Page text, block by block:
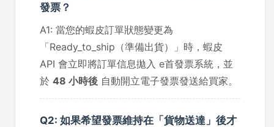
發票？
A1: 當您的蝦皮訂單狀態變更為
「Ready_to_ship（準備出貨）」時，蝦皮
API 會立即將訂單信息拋入 e首發票系統，並
於 48 小時後 自動開立電子發票發送給買家。
Q2: 如果希望發票維持在「貨物送達」後才